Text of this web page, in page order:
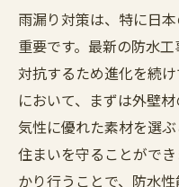
雨漏り対策は、特に日
重要です。最新の防水
対抗するため進化を続
において、まずは外壁
気性に優れた素材を選
住まいを守ることがで
かり行うことで、防水